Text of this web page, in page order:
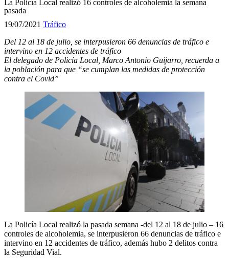
La Policía Local realizó 16 controles de alcoholemia la semana
pasada
19/07/2021 Tráfico
Del 12 al 18 de julio, se interpusieron 66 denuncias de tráfico e
intervino en 12 accidentes de tráfico
El delegado de Policía Local, Marco Antonio Guijarro, recuerda a
la población para que “se cumplan las medidas de protección
contra el Covid”
La Policía Local realizó la pasada semana -del 12 al 18 de julio – 16
controles de alcoholemia, se interpusieron 66 denuncias de tráfico e
intervino en 12 accidentes de tráfico, además hubo 2 delitos contra
la Seguridad Vial.